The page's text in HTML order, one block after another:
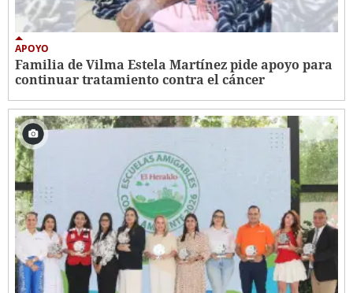
APOYO
Familia de Vilma Estela Martínez pide apoyo para
continuar tratamiento contra el cáncer